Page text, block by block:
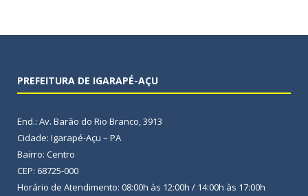
PREFEITURA DE IGARAPÉ-AÇU
End.: Av. Barão do Rio Branco, 3913
Cidade: Igarapé-Açu – PA
Bairro: Centro
CEP: 68725-000
Horário de Atendimento: 08:00h às 12:00h / 14:00h às 17:00h